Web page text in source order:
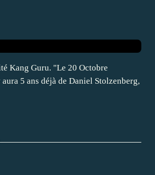
Kang Guru. "Le 20 Octobre
5 ans déjà de Daniel Stolzenberg,